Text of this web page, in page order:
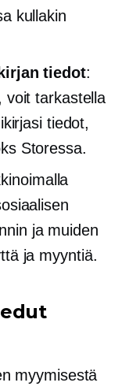
kullakin
tiedot:
voit tarkastella
tiedot,
Storessa.
ja muiden
ja myyntiä.
myymisestä